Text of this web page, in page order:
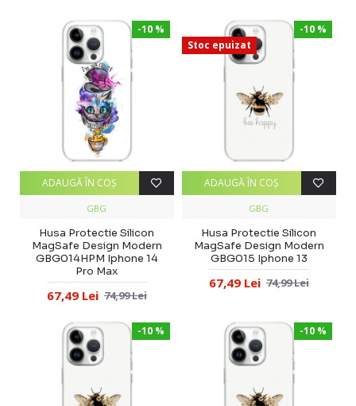
-10 %
GBG
Husa Protectie Silicon
MagSafe Design Modern
GBG014HPM Iphone 14
Pro Max
67,49 Lei 74,99 Lei
ADAUGĂ ÎN COŞ
-10 %
Stoc epuizat
GBG
Husa Protectie Silicon
MagSafe Design Modern
GBG015 Iphone 13
67,49 Lei 74,99 Lei
ADAUGĂ ÎN COŞ
-10 % -10 %